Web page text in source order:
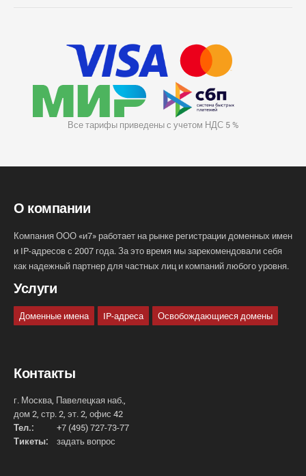
Все тарифы приведены с учетом НДС 5 %
О компании
Компания ООО «и7» работает на рынке регистрации доменных имен
и IP-адресов с 2007 года. За это время мы зарекомендовали себя
как надежный партнер для частных лиц и компаний любого уровня.
Услуги
Доменные имена IP-адреса Освобождающиеся домены
Контакты
г. Москва, Павелецкая наб.,
дом 2, стр. 2, эт. 2, офис 42
Тел.:
+7 (495) 727-73-77
Тикеты:
задать вопрос